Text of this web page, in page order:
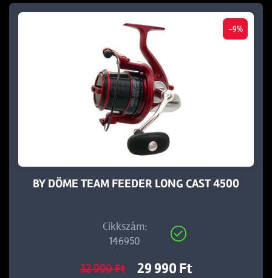
-9%
BY DÖME TEAM FEEDER LONG CAST 4500
Cikkszám:
146950
32 990 Ft 29 990 Ft